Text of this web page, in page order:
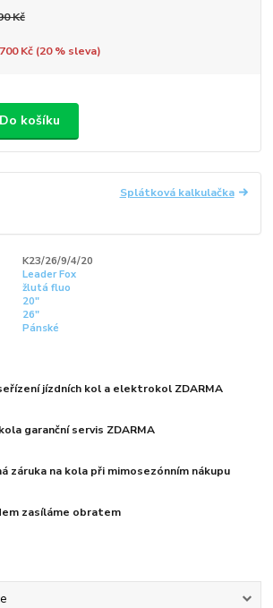
Kč
Kč (20% sleva)
Do košíku
Splátková kalkulačka
K23/26/9/4/20
Leader Fox
žlutá fluo
20"
26"
Pánské
jízdních kol a elektrokol ZDARMA
garanční servis ZDARMA
záruka na kola při mimosezónním nákupu
zasíláme obratem